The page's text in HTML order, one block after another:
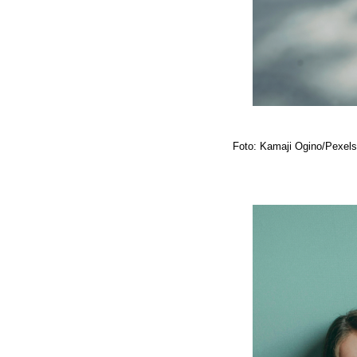
Foto: Kamaji Ogino/